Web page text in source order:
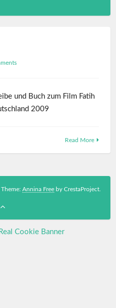
und Buch zum Film Fatih
2009
Read More
Theme: Annina Free by CrestaProject.
Cookie Banner